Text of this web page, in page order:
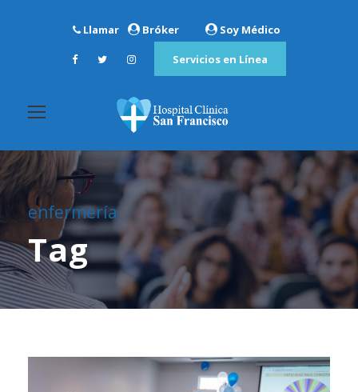
Llamar Bróker Soy Médico
Servicios en Línea
enfermería
Tag